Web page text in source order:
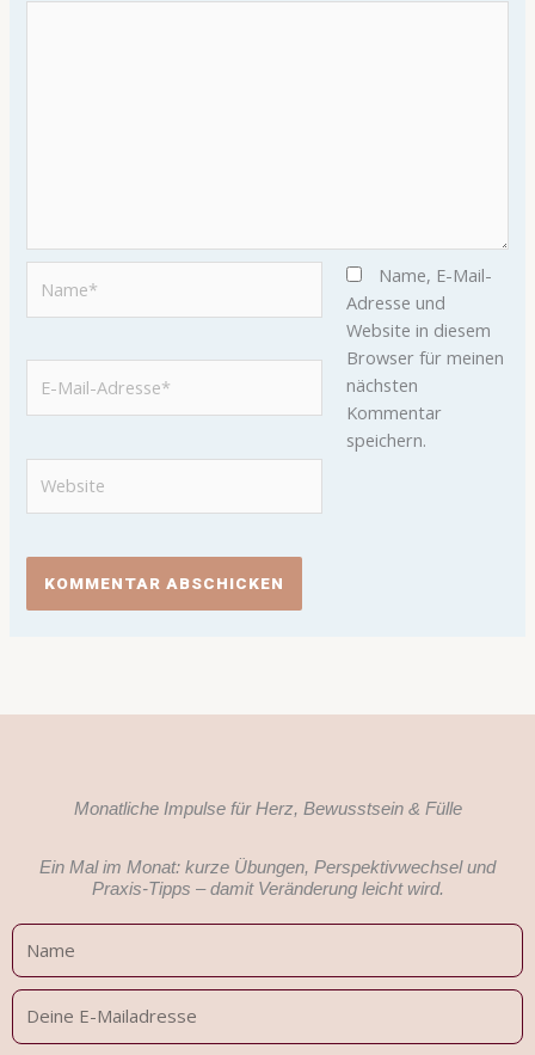
Mail-
Name, E-Mail-
Adresse und
Website in diesem
Browser für meinen
nächsten
Kommentar
speichern.
Monatliche Impulse für Herz, Bewusstsein & Fülle
Ein Mal im Monat: kurze Übungen, Perspektivwechsel und
Praxis-Tipps – damit Veränderung leicht wird.
Name
Deine